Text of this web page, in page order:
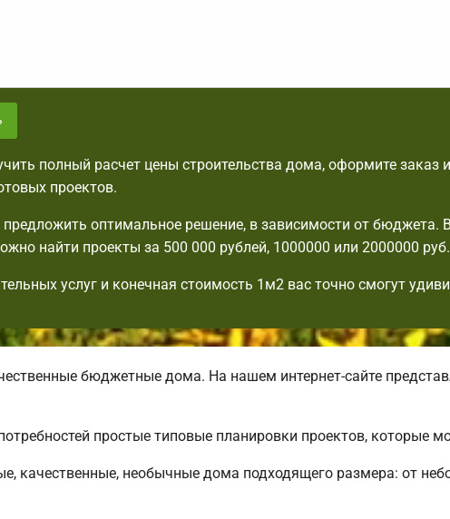
полный расчет цены строительства дома, оформите заказ
проектов.
оптимальное решение, в зависимости от бюджета.
найти проекты за 500 000 рублей, 1000000 или 2000000 руб.
услуг и конечная стоимость 1м2 вас точно смогут
бюджетные дома. На нашем интернет-сайте
простые типовые планировки проектов, которые
качественные, необычные дома подходящего размера: от